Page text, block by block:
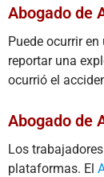
Abogado de
Puede ocurrir
reportar una
ocurrió el
Abogado de
Los
plataformas. El